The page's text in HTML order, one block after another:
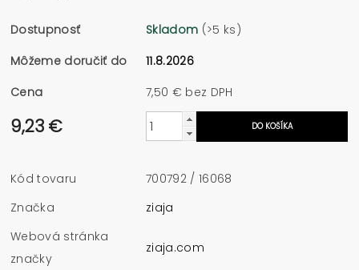
Dostupnosť Skladom (>5 ks)
Môžeme doručiť do
11.8.2026
Cena
7,50 € bez DPH
9,23 €
Kód tovaru
700792 / 16068
Značka
ziaja
Webová stránka
značky
ziaja.com